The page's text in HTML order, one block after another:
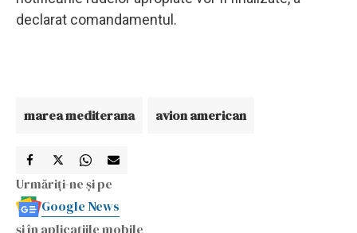
declarat comandamentul.
marea mediterana avion american
Urmăriți-ne și pe
Google News
și în aplicațiile mobile